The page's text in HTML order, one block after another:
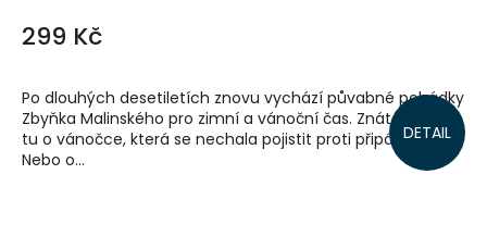
299 Kč
DETAIL
Po dlouhých desetiletích znovu vychází půvabné pohádky
Zbyňka Malinského pro zimní a vánoční čas. Znáte třeba
tu o vánočce, která se nechala pojistit proti připálení?
Nebo o...